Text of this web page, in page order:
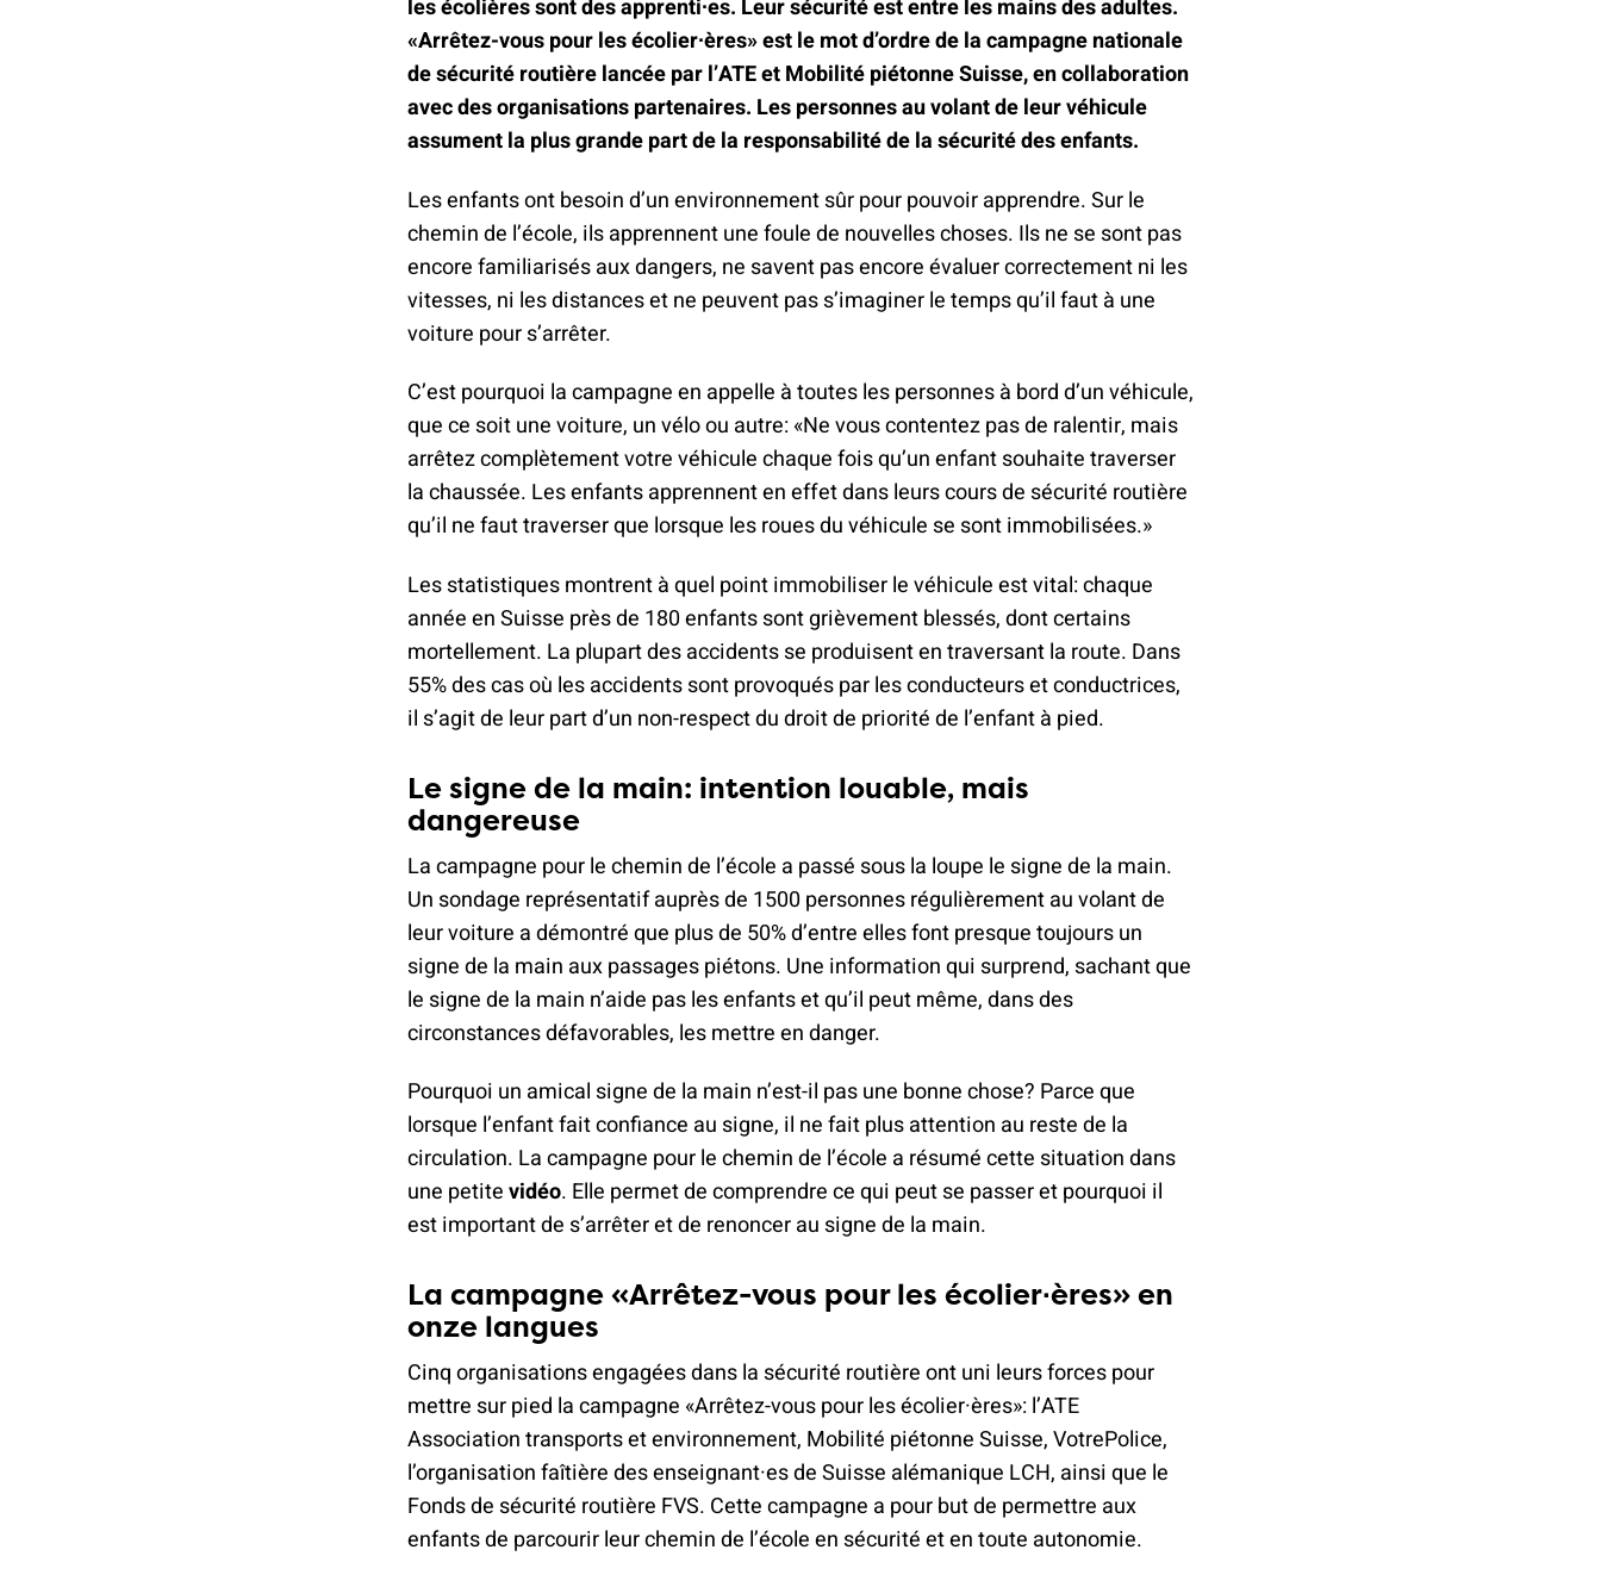
d'assurances
les écolières sont des apprenti∙es. Leur sécurité est entre les mains des adultes.
«Arrêtez-vous pour les écolier∙ères» est le mot d’ordre de la campagne nationale
de sécurité routière lancée par l’ATE et Mobilité piétonne Suisse, en collaboration
avec des organisations partenaires. Les personnes au volant de leur véhicule
assument la plus grande part de la responsabilité de la sécurité des enfants.
Les enfants ont besoin d’un environnement sûr pour pouvoir apprendre. Sur le
chemin de l’école, ils apprennent une foule de nouvelles choses. Ils ne se sont pas
encore familiarisés aux dangers, ne savent pas encore évaluer correctement ni les
vitesses, ni les distances et ne peuvent pas s’imaginer le temps qu’il faut à une
voiture pour s’arrêter.
C’est pourquoi la campagne en appelle à toutes les personnes à bord d’un véhicule,
que ce soit une voiture, un vélo ou autre: «Ne vous contentez pas de ralentir, mais
arrêtez complètement votre véhicule chaque fois qu’un enfant souhaite traverser
la chaussée. Les enfants apprennent en effet dans leurs cours de sécurité routière
qu’il ne faut traverser que lorsque les roues du véhicule se sont immobilisées.»
Les statistiques montrent à quel point immobiliser le véhicule est vital: chaque
année en Suisse près de 180 enfants sont grièvement blessés, dont certains
mortellement. La plupart des accidents se produisent en traversant la route. Dans
55% des cas où les accidents sont provoqués par les conducteurs et conductrices,
il s’agit de leur part d’un non-respect du droit de priorité de l’enfant à pied.
Le signe de la main: intention louable, mais
dangereuse
La campagne pour le chemin de l’école a passé sous la loupe le signe de la main.
Un sondage représentatif auprès de 1500 personnes régulièrement au volant de
leur voiture a démontré que plus de 50% d’entre elles font presque toujours un
signe de la main aux passages piétons. Une information qui surprend, sachant que
le signe de la main n’aide pas les enfants et qu’il peut même, dans des
circonstances défavorables, les mettre en danger.
Pourquoi un amical signe de la main n’est-il pas une bonne chose? Parce que
lorsque l’enfant fait confiance au signe, il ne fait plus attention au reste de la
circulation. La campagne pour le chemin de l’école a résumé cette situation dans
une petitevidéo. Elle permet de comprendre ce qui peut se passer et pourquoi il
est important de s’arrêter et de renoncer au signe de la main.
La campagne «Arrêtez-vous pour les écolier∙ères» en
onze langues
Cinq organisations engagées dans la sécurité routière ont uni leurs forces pour
mettre sur pied la campagne «Arrêtez-vous pour les écolier·ères»: l’ATE
Association transports et environnement, Mobilité piétonne Suisse, VotrePolice,
l’organisation faîtière des enseignant·es de Suisse alémanique LCH, ainsi que le
Fonds de sécurité routière FVS. Cette campagne a pour but de permettre aux
enfants de parcourir leur chemin de l’école en sécurité et en toute autonomie.